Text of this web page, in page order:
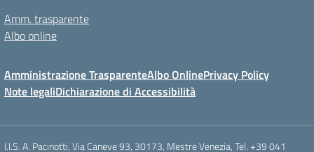
Amm. trasparente
Albo online
Amministrazione TrasparenteAlbo OnlinePrivacy Policy
Note legaliDichiarazione di Accessibilità
I.I.S. A. Pacinotti, Via Caneve 93, 30173, Mestre Venezia, Tel. +39 041